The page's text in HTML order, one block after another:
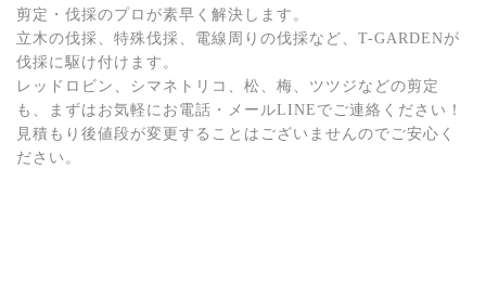
剪定・伐採のプロが素早く解決します。
立木の伐採、特殊伐採、電線周りの伐採など、T-GARDENが
伐採に駆け付けます。
レッドロビン、シマネトリコ、松、梅、ツツジなどの剪定
も、まずはお気軽にお電話・メールLINEでご連絡ください！
見積もり後値段が変更することはございませんのでご安心く
ださい。